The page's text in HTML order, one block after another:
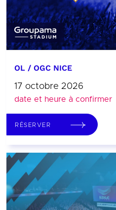
OL / OGC NICE
17 octobre 2026
date et heure à confirmer
RÉSERVER